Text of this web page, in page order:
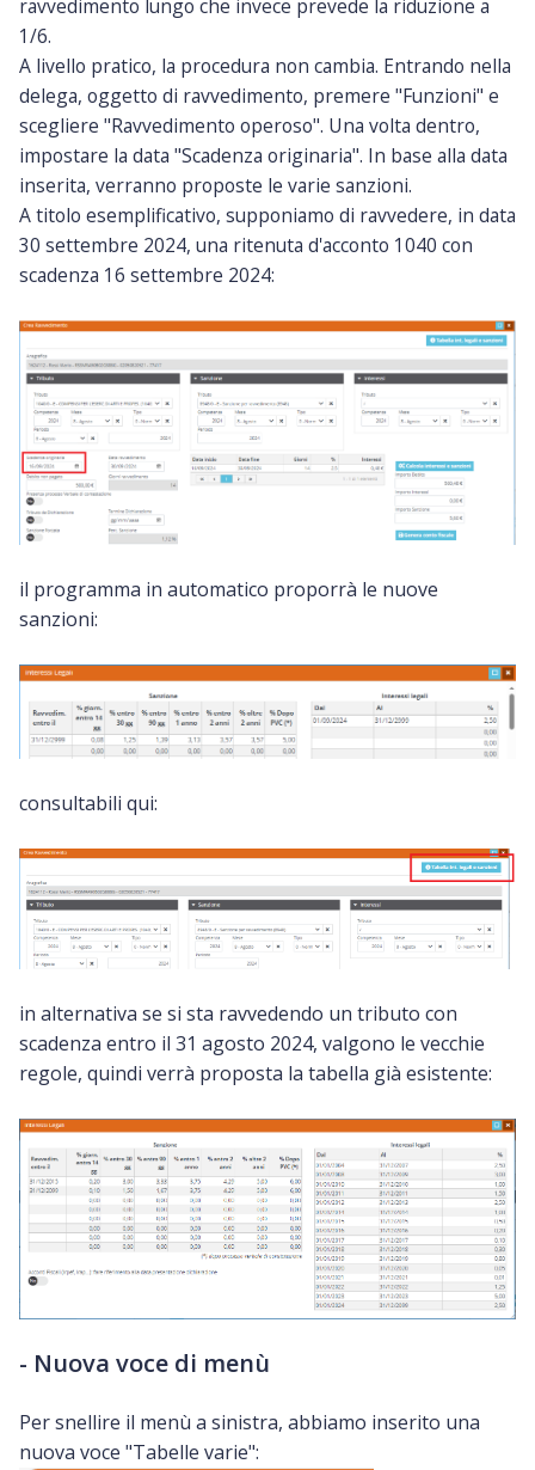
ravvedimento lungo che invece prevede la riduzione a
1/6.
A livello pratico, la procedura non cambia. Entrando nella
delega, oggetto di ravvedimento, premere "Funzioni" e
scegliere "Ravvedimento operoso". Una volta dentro,
impostare la data "Scadenza originaria". In base alla data
inserita, verranno proposte le varie sanzioni.
A titolo esemplificativo, supponiamo di ravvedere, in data
30 settembre 2024, una ritenuta d'acconto 1040 con
scadenza 16 settembre 2024:
il programma in automatico proporrà le nuove
sanzioni:
consultabili qui:
in alternativa se si sta ravvedendo un tributo con
scadenza entro il 31 agosto 2024, valgono le vecchie
regole, quindi verrà proposta la tabella già esistente:
- Nuova voce di menù
Per snellire il menù a sinistra, abbiamo inserito una
nuova voce "Tabelle varie":